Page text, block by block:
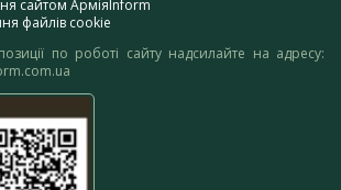
сайтом АрміяInform
файлів cookie
по роботі сайту надсилайте на адресу: